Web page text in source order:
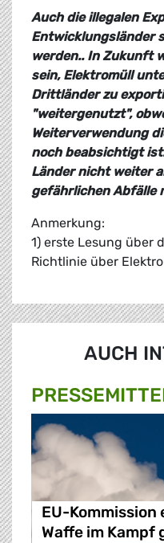
Auch die illegalen
Entwicklungsländer
werden.. In Zukunft
sein, Elektromüll
Drittländer zu
"weitergenutzt",
Weiterverwendung
noch beabsichtigt
Länder nicht weiter
gefährlichen Abfälle
Anmerkung:
1) erste Lesung über
Richtlinie über
AUCH
EU-
Waffe im Kampf